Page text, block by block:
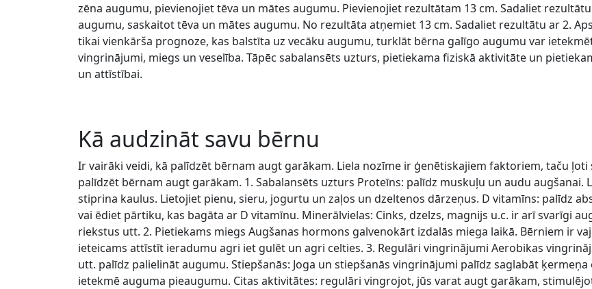
zēna augumu, pievienojiet tēva un mātes augumu. Pievienojiet rezultātam 13 cm. Sadaliet
augumu, saskaitot tēva un mātes augumu. No rezultāta atņemiet 13 cm. Sadaliet rezultātu ar 2.
tikai vienkārša prognoze, kas balstīta uz vecāku augumu, turklāt bērna galīgo augumu var
vingrinājumi, miegs un veselība. Tāpēc sabalansēts uzturs, pietiekama fiziskā aktivitāte un
un attīstībai.
Kā audzināt savu bērnu
Ir vairāki veidi, kā palīdzēt bērnam augt garākam. Liela nozīme ir ģenētiskajiem faktoriem, taču
palīdzēt bērnam augt garākam. 1. Sabalansēts uzturs Proteīns: palīdz muskuļu un audu augšanai.
stiprina kaulus. Lietojiet pienu, sieru, jogurtu un zaļos un dzeltenos dārzeņus. D vitamīns: palīdz
vai ēdiet pārtiku, kas bagāta ar D vitamīnu. Minerālvielas: Cinks, dzelzs, magnijs u.c. ir arī svarīgi
riekstus utt. 2. Pietiekams miegs Augšanas hormons galvenokārt izdalās miega laikā. Bērniem ir
ieteicams attīstīt ieradumu agri iet gulēt un agri celties. 3. Regulāri vingrinājumi Aerobikas
utt. palīdz palielināt augumu. Stiepšanās: Joga un stiepšanās vingrinājumi palīdz saglabāt
ietekmē auguma pieaugumu. Citas aktivitātes: regulāri vingrojot, jūs varat augt garākam,